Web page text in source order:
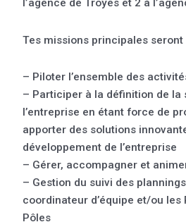
l’agence de Troyes et 2 à
Tes missions principales seront
– Piloter l’ensemble des
– Participer à la définition de la
l’entreprise en étant force de
apporter des solutions
développement de l’entreprise
– Gérer, accompagner et
– Gestion du suivi des
coordinateur d’équipe et/ou les
Pôles